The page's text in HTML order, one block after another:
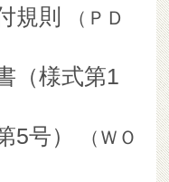
規則 （ ＰＤ
（様式第1
5号） （ ＷＯ